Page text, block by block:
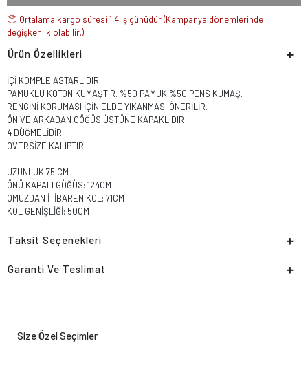
Ortalama kargo süresi 1,4 iş günüdür (Kampanya dönemlerinde
değişkenlik olabilir.)
Ürün Özellikleri
İÇİ KOMPLE ASTARLIDIR
PAMUKLU KOTON KUMAŞTIR. %50 PAMUK %50 PENS KUMAŞ.
RENGİNİ KORUMASI İÇİN ELDE YIKANMASI ÖNERİLİR.
ÖN VE ARKADAN GÖĞÜS ÜSTÜNE KAPAKLIDIR
4 DÜĞMELİDİR.
OVERSİZE KALIPTIR
UZUNLUK:75 CM
ÖNÜ KAPALI GÖĞÜS: 124CM
OMUZDAN İTİBAREN KOL: 71CM
KOL GENİŞLİĞİ: 50CM
Taksit Seçenekleri
Garanti Ve Teslimat
Size Özel Seçimler